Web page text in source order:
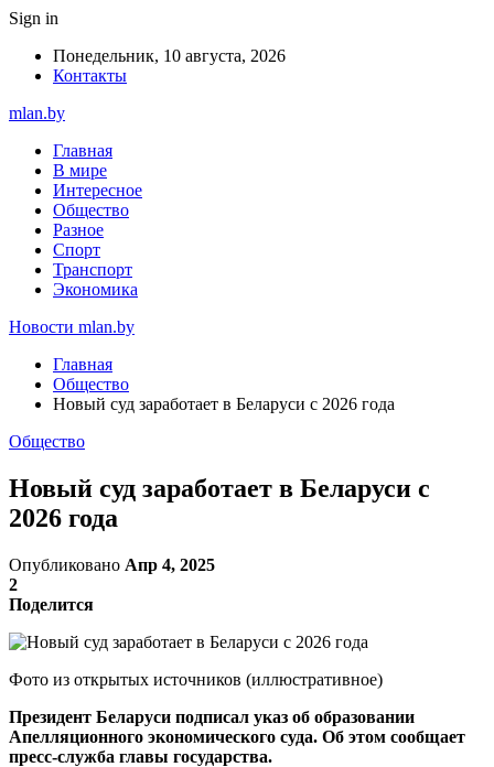
Sign in
Понедельник, 10 августа, 2026
Контакты
mlan.by
Главная
В мире
Интересное
Общество
Разное
Спорт
Транспорт
Экономика
Новости mlan.by
Главная
Общество
Новый суд заработает в Беларуси с 2026 года
Общество
Новый суд заработает в Беларуси с
2026 года
Опубликовано Апр 4, 2025
2
Поделится
Фото из открытых источников (иллюстративное)
Президент Беларуси подписал указ об образовании
Апелляционного экономического суда. Об этом сообщает
пресс-служба главы государства.